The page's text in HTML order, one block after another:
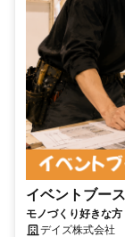
イベントブー
モノづくり好きな
デイズ株式会社